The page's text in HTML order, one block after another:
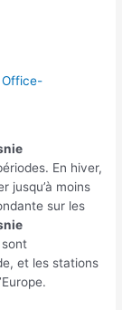
Office-
En hiver,
jusqu’à moins
sur les
et les stations